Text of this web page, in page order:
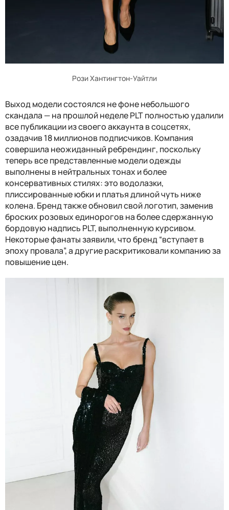
Рози Хантингтон-Уайтли
Выход модели состоялся не фоне небольшого
скандала — на прошлой неделе PLT полностью удалили
все публикации из своего аккаунта в соцсетях,
озадачив 18 миллионов подписчиков. Компания
совершила неожиданный ребрендинг, поскольку
теперь все представленные модели одежды
выполнены в нейтральных тонах и более
консервативных стилях: это водолазки,
плиссированные юбки и платья длиной чуть ниже
колена. Бренд также обновил свой логотип, заменив
броских розовых единорогов на более сдержанную
бордовую надпись PLT, выполненную курсивом.
Некоторые фанаты заявили, что бренд “вступает в
эпоху провала”, а другие раскритиковали компанию за
повышение цен.